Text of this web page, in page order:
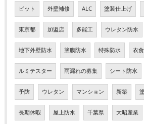
ピット 外壁補修 ALC 塗装仕上げ
東京都 加盟店 多能工 ウレタン防水
地下外壁防水 塗膜防水 特殊防水 衣
ルミテスター 雨漏れの募集 シート防水
予防 ウレタン マンション 新築
長期休暇 屋上防水 千葉県 大昭産業